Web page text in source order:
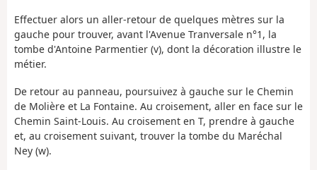
Effectuer alors un aller-retour de quelques mètres sur la
gauche pour trouver, avant l'Avenue Tranversale n°1, la
tombe d'Antoine Parmentier (v), dont la décoration illustre le
métier.
De retour au panneau, poursuivez à gauche sur le Chemin
de Molière et La Fontaine. Au croisement, aller en face sur le
Chemin Saint-Louis. Au croisement en T, prendre à gauche
et, au croisement suivant, trouver la tombe du Maréchal
Ney (w).